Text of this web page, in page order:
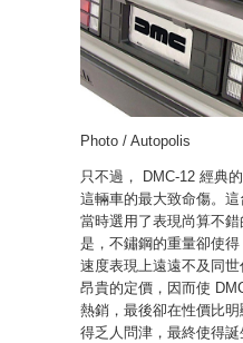
Photo / Autopolis
只不過， DMC-12 經典
這輛車的最大致命傷。
當時選用了表現尚算不
是，不鏽鋼的重量卻使
速度表現上遠遠不及同
昂貴的定價，因而使
熱銷，最後卻在性價比
得乏人問津，最終使得